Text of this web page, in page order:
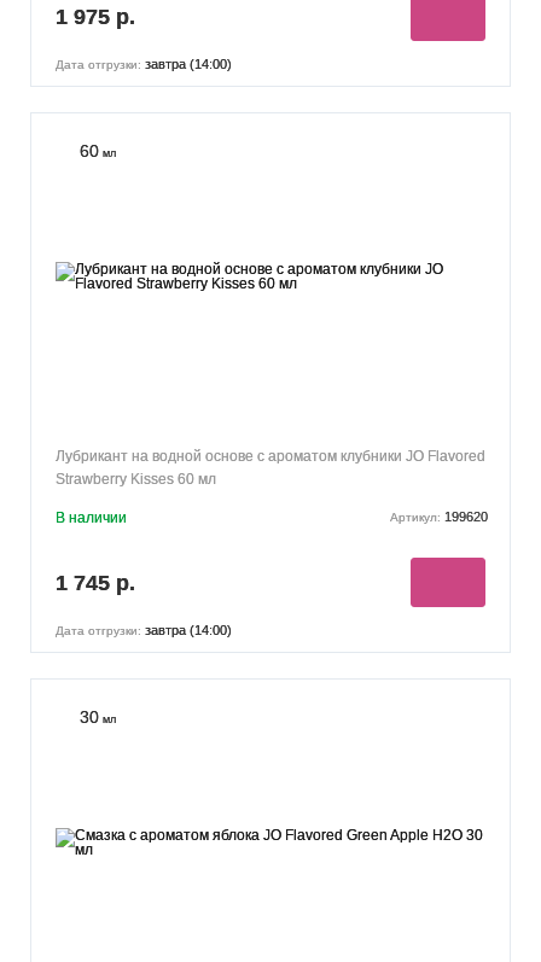
1 975 р.
Дата отгрузки: завтра (14:00)
60 мл
Лубрикант на водной основе с ароматом клубники JO Flavored
Strawberry Kisses 60 мл
В наличии Артикул: 199620
1 745 р.
Дата отгрузки: завтра (14:00)
30 мл